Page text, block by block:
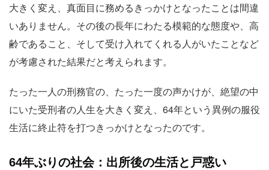
大きく変え、真面目に務めるきっかけとなったことは間違
いありません。その後の長年にわたる模範的な態度や、高
齢であること、そして受け入れてくれる人がいたことなど
が考慮された結果だと考えられます。
たった一人の刑務官の、たった一度の声かけが、絶望の中
にいた受刑者の人生を大きく変え、64年という異例の服役
生活に終止符を打つきっかけとなったのです。
64年ぶりの社会：出所後の生活と戸惑い